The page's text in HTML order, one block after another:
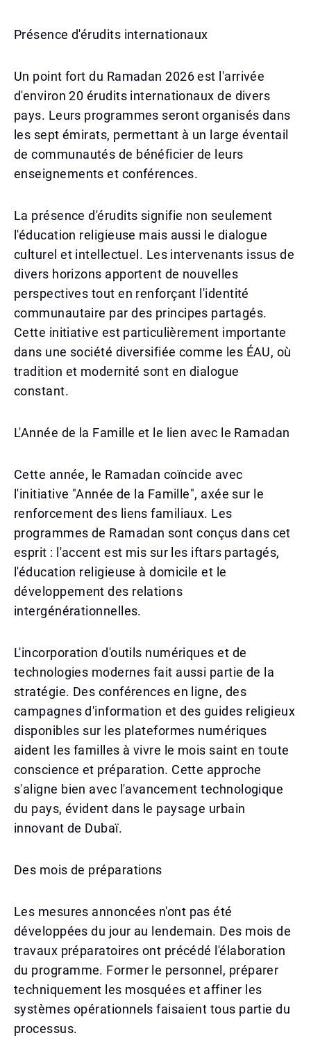
Présence d'érudits internationaux
Un point fort du Ramadan 2026 est l'arrivée
d'environ 20 érudits internationaux de divers
pays. Leurs programmes seront organisés dans
les sept émirats, permettant à un large éventail
de communautés de bénéficier de leurs
enseignements et conférences.
La présence d'érudits signifie non seulement
l'éducation religieuse mais aussi le dialogue
culturel et intellectuel. Les intervenants issus de
divers horizons apportent de nouvelles
perspectives tout en renforçant l'identité
communautaire par des principes partagés.
Cette initiative est particulièrement importante
dans une société diversifiée comme les ÉAU, où
tradition et modernité sont en dialogue
constant.
L'Année de la Famille et le lien avec le Ramadan
Cette année, le Ramadan coïncide avec
l'initiative "Année de la Famille", axée sur le
renforcement des liens familiaux. Les
programmes de Ramadan sont conçus dans cet
esprit : l'accent est mis sur les iftars partagés,
l'éducation religieuse à domicile et le
développement des relations
intergénérationnelles.
L'incorporation d'outils numériques et de
technologies modernes fait aussi partie de la
stratégie. Des conférences en ligne, des
campagnes d'information et des guides religieux
disponibles sur les plateformes numériques
aident les familles à vivre le mois saint en toute
conscience et préparation. Cette approche
s'aligne bien avec l'avancement technologique
du pays, évident dans le paysage urbain
innovant de Dubaï.
Des mois de préparations
Les mesures annoncées n'ont pas été
développées du jour au lendemain. Des mois de
travaux préparatoires ont précédé l'élaboration
du programme. Former le personnel, préparer
techniquement les mosquées et affiner les
systèmes opérationnels faisaient tous partie du
processus.